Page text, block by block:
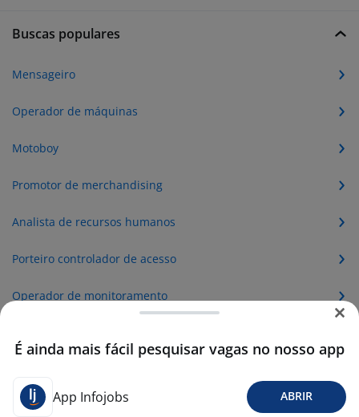
Buscas populares
Mensageiro
Operador de máquinas
Motoboy
Promotor de merchandising
Analista de recursos humanos
Porteiro controlador de acesso
Operador de monitoramento
Engenheiro mecânico
É ainda mais fácil pesquisar vagas no nosso app
App Infojobs ABRIR